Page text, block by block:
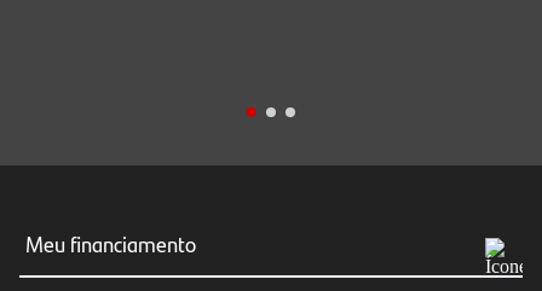
Meu financiamento